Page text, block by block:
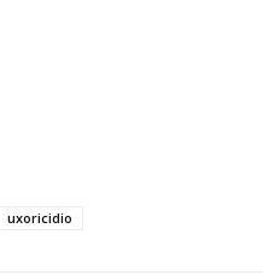
uxoricidio